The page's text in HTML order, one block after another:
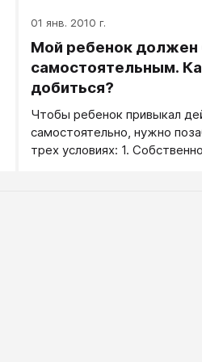
- плохо (какие действия они
01 янв. 2010 г.
Мой ребенок должен
самостоятельным.
добиться?
Чтобы ребенок привыкал
самостоятельно, нужно
трех условиях: 1.